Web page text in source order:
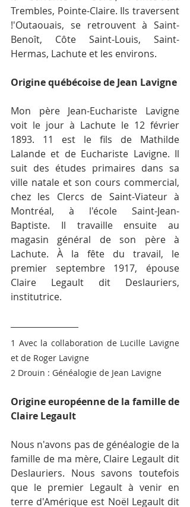
Trembles, Pointe-Claire. Ils traversent
!'Outaouais, se retrouvent à Saint-
Benoît, Côte Saint-Louis, Saint-
Hermas, Lachute et les environs.
Origine québécoise de Jean Lavigne
Mon père Jean-Euchariste Lavigne
voit le jour à Lachute le 12 février
1893. 11 est le fils de Mathilde
Lalande et de Euchariste Lavigne. Il
suit des études primaires dans sa
ville natale et son cours commercial,
chez les Clercs de Saint-Viateur à
Montréal, à l'école Saint-Jean-
Baptiste. Il tra­vaille ensuite au
magasin général de son père à
Lachute. À la fête du travail, le
premier septembre 1917, épouse
Claire Legault dit Deslauriers,
institutrice.
1 Avec la collaboration de Lucille Lavigne
et de Roger Lavigne
2 Drouin : Généalogie de Jean Lavigne
Origine européenne de la famille de
Claire Legault
Nous n'avons pas de généalogie de la
famille de ma mère, Claire Legault dit
Deslauriers. Nous savons toutefois
que le premier Legault à venir en
terre d'Amérique est Noël Legault dit